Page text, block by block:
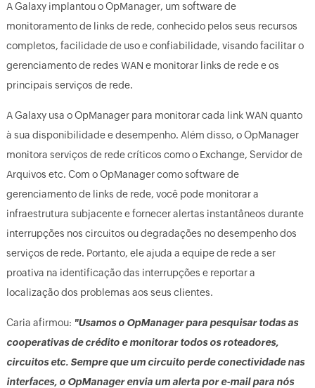
A Galaxy implantou o OpManager, um software de
monitoramento de links de rede, conhecido pelos seus recursos
completos, facilidade de uso e confiabilidade, visando facilitar o
gerenciamento de redes WAN e monitorar links de rede e os
principais serviços de rede.
A Galaxy usa o OpManager para monitorar cada link WAN quanto
à sua disponibilidade e desempenho. Além disso, o OpManager
monitora serviços de rede críticos como o Exchange, Servidor de
Arquivos etc. Com o OpManager como software de
gerenciamento de links de rede, você pode monitorar a
infraestrutura subjacente e fornecer alertas instantâneos durante
interrupções nos circuitos ou degradações no desempenho dos
serviços de rede. Portanto, ele ajuda a equipe de rede a ser
proativa na identificação das interrupções e reportar a
localização dos problemas aos seus clientes.
Caria afirmou: "Usamos o OpManager para pesquisar todas as
cooperativas de crédito e monitorar todos os roteadores,
circuitos etc. Sempre que um circuito perde conectividade nas
interfaces, o OpManager envia um alerta por e-mail para nós